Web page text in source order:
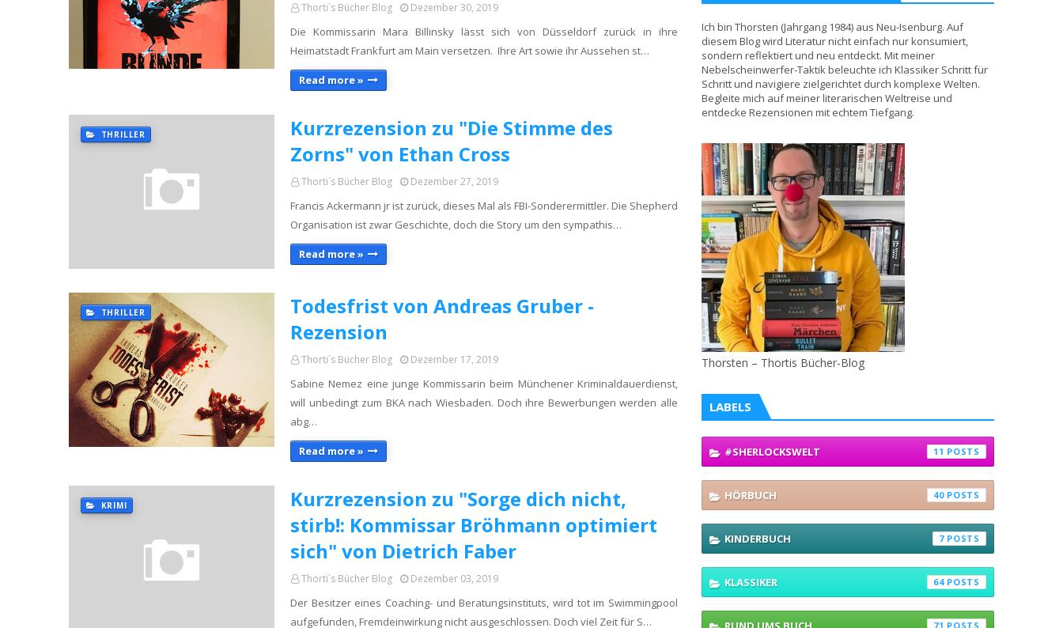
Thorti´s Bücher Blog Dezember 30, 2019
Die Kommissarin Mara Billinsky lässt sich von Düsseldorf zurück in ihre
Heimatstadt Frankfurt am Main versetzen. Ihre Art sowie ihr Aussehen st…
Read more »
THRILLER
Kurzrezension zu "Die Stimme des
Zorns" von Ethan Cross
Thorti´s Bücher Blog Dezember 27, 2019
Francis Ackermann jr ist zurück, dieses Mal als FBI-Sonderermittler. Die Shepherd
Organisation ist zwar Geschichte, doch die Story um den sympathis…
Read more »
THRILLER
Todesfrist von Andreas Gruber -
Rezension
Thorti´s Bücher Blog Dezember 17, 2019
Sabine Nemez eine junge Kommissarin beim Münchener Kriminaldauerdienst,
will unbedingt zum BKA nach Wiesbaden. Doch ihre Bewerbungen werden alle
abg…
Read more »
KRIMI
Kurzrezension zu "Sorge dich nicht,
stirb!: Kommissar Bröhmann optimiert
sich" von Dietrich Faber
Thorti´s Bücher Blog Dezember 03, 2019
Der Besitzer eines Coaching- und Beratungsinstituts, wird tot im Swimmingpool
aufgefunden, Fremdeinwirkung nicht ausgeschlossen. Doch viel Zeit für S…
Ich bin Thorsten (Jahrgang 1984) aus Neu-Isenburg. Auf
diesem Blog wird Literatur nicht einfach nur konsumiert,
sondern reflektiert und neu entdeckt. Mit meiner
Nebelscheinwerfer-Taktik beleuchte ich Klassiker Schritt für
Schritt und navigiere zielgerichtet durch komplexe Welten.
Begleite mich auf meiner literarischen Weltreise und
entdecke Rezensionen mit echtem Tiefgang.
Thorsten – Thortis Bücher-Blog
LABELS
#SHERLOCKSWELT 11
HÖRBUCH 40
KINDERBUCH 7
KLASSIKER 64
71